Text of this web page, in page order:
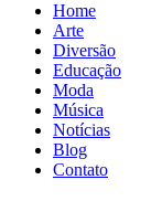
Home
Arte
Diversão
Educação
Moda
Música
Notícias
Blog
Contato